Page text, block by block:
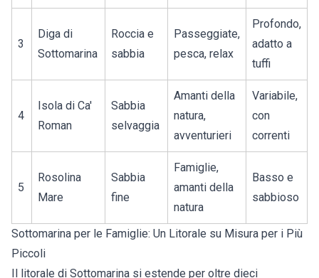
3
Diga di
Sottomarina
Roccia e
sabbia
Passeggiate,
pesca, relax
Profondo,
adatto a
tuffi
4
Isola di Ca'
Roman
Sabbia
selvaggia
Amanti della
natura,
avventurieri
Variabile,
con
correnti
5
Rosolina
Mare
Sabbia
fine
Famiglie,
amanti della
natura
Basso e
sabbioso
Sottomarina per le Famiglie: Un Litorale su Misura per i Più
Piccoli
Il litorale di Sottomarina si estende per oltre dieci